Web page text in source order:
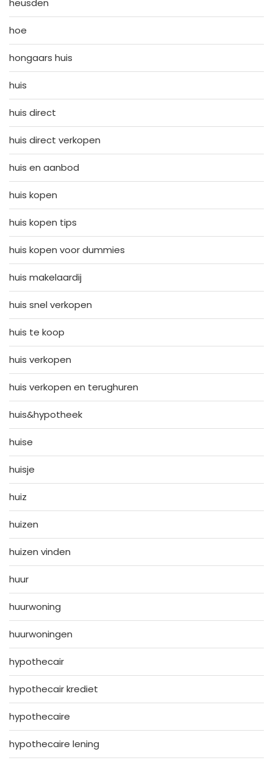
hoe
hongaars huis
huis
huis direct
huis direct verkopen
huis en aanbod
huis kopen
huis kopen tips
huis kopen voor dummies
huis makelaardij
huis snel verkopen
huis te koop
huis verkopen
huis verkopen en terughuren
huis&hypotheek
huise
huisje
huiz
huizen
huizen vinden
huur
huurwoning
huurwoningen
hypothecair
hypothecair krediet
hypothecaire
hypothecaire lening